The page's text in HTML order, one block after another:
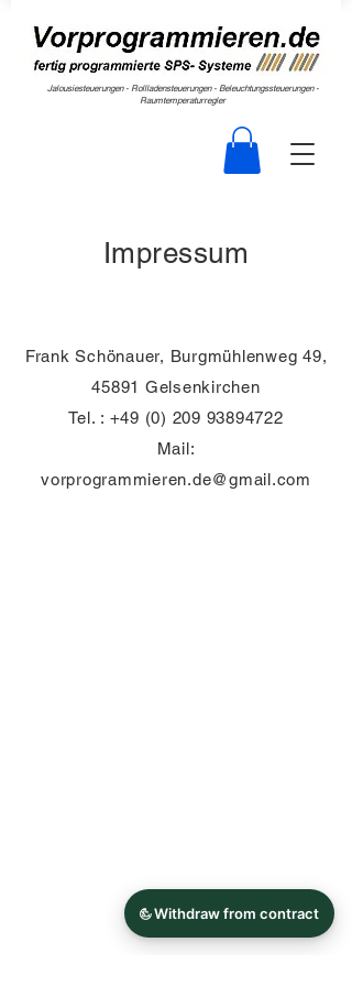
Jalousiesteuerungen - Rollladensteuerungen - Beleuchtungssteuerungen -
Raumtemperaturregler
Impressum
Frank Schönauer, Burgmühlenweg 49,
45891 Gelsenkirchen
Tel. : +49 (0) 209 93894722
Mail:
vorprogrammieren.de@gmail.com